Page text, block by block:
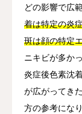
どの影響で広
着は特定の炎
斑は顔の特定
ニキビが多か
炎症後色素沈
が広がってき
方の参考になり